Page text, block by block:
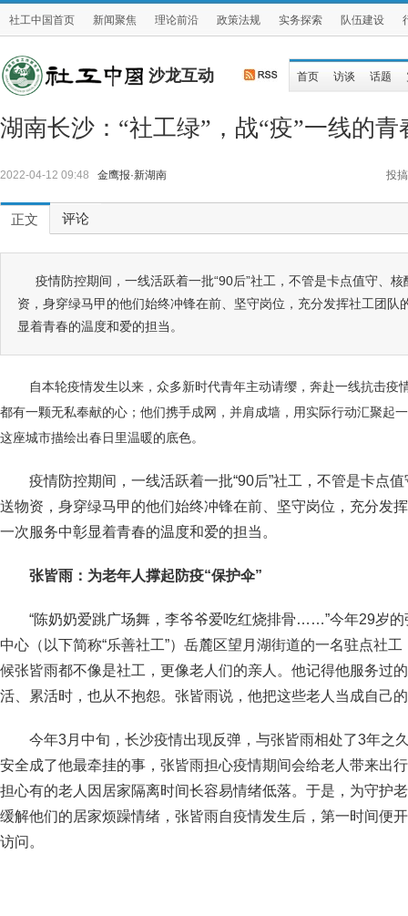
社工中国首页 新闻聚焦 理论前沿 政策法规 实务探索 队伍建设
沙龙互动 首页 访谈 话题
湖南长沙：“社工绿”，战“疫”一线的青
2022-04-12 09:48 金鹰报·新湖南 投搞
正文 评论
疫情防控期间，一线活跃着一批“90后”社工，不管是卡点值守、
资，身穿绿马甲的他们始终冲锋在前、坚守岗位，充分发挥社工团队
显着青春的温度和爱的担当。
自本轮疫情发生以来，众多新时代青年主动请缨，奔赴一线抗击疫
都有一颗无私奉献的心；他们携手成网，并肩成墙，用实际行动汇聚起
这座城市描绘出春日里温暖的底色。
疫情防控期间，一线活跃着一批“90后”社工，不管是卡点
送物资，身穿绿马甲的他们始终冲锋在前、坚守岗位，充分发
一次服务中彰显着青春的温度和爱的担当。
张皆雨：为老年人撑起防疫“保护伞”
“陈奶奶爱跳广场舞，李爷爷爱吃红烧排骨……”今年29岁
中心（以下简称“乐善社工”）岳麓区望月湖街道的一名驻点社
候张皆雨都不像是社工，更像老人们的亲人。他记得他服务过
活、累活时，也从不抱怨。张皆雨说，他把这些老人当成自己
今年3月中旬，长沙疫情出现反弹，与张皆雨相处了3年之
安全成了他最牵挂的事，张皆雨担心疫情期间会给老人带来出
担心有的老人因居家隔离时间长容易情绪低落。于是，为守护
缓解他们的居家烦躁情绪，张皆雨自疫情发生后，第一时间便
访问。